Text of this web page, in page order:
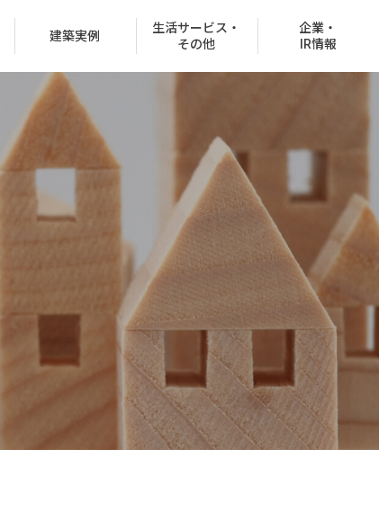
権販売事業
建築実例
生活サービス・
その他
お客様紹介制度
企業・
IR情報
紹介
グループ会社
イベント CMギャラリー